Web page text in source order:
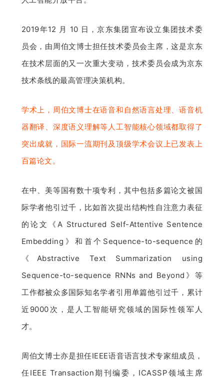
2019年12 月 10 日，京东集团宣布设立集团技术委
员会，由周伯文博士担任技术委员会主席，这是京东
在技术层面的又一次重大变动，技术委员会成为京东
技术条线的最高管理决策机构。
学术上，周伯文博士在语音和自然语言处理、语音机
器翻译、深度语义理解等人工智能核心领域都取得了
突出成就，国际一流期刊及顶级学术会议上已发表上
百篇论文。
在中、美等国有数十项专利，其中包括多篇论文被国
际学者他引过千，比如首次提出结构性自注意力表征
的论文《A Structured Self-Attentive Sentence
Embedding》和首个Sequence-to-sequence的
《Abstractive Text Summarization using
Sequence-to-sequence RNNs and Beyond》等
工作都被众多国际知名学者引用单篇他引过千，累计
近9000次，是人工智能研究领域的国际性领军人
才。
周伯文博士亦是担任IEEE语音语言技术专家组成员，
任IEEE Transaction期刊编委，ICASSP领域主席